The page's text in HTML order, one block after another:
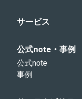
サービス
公式note・事例
公式note
事例